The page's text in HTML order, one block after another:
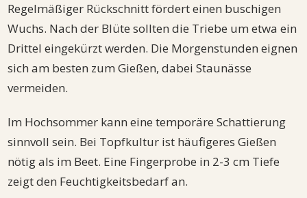
Regelmäßiger Rückschnitt fördert einen buschigen
Wuchs. Nach der Blüte sollten die Triebe um etwa ein
Drittel eingekürzt werden. Die Morgenstunden eignen
sich am besten zum Gießen, dabei Staunässe
vermeiden.
Im Hochsommer kann eine temporäre Schattierung
sinnvoll sein. Bei Topfkultur ist häufigeres Gießen
nötig als im Beet. Eine Fingerprobe in 2-3 cm Tiefe
zeigt den Feuchtigkeitsbedarf an.